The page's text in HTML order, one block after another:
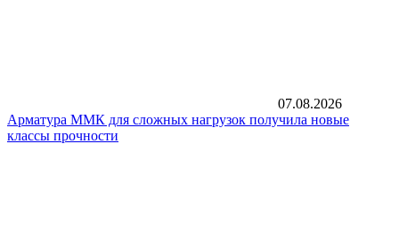
07.08.2026
Арматура ММК для сложных нагрузок получила новые
классы прочности